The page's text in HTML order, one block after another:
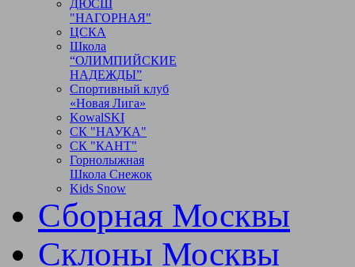
ДЮСШ
"НАГОРНАЯ"
ЦСКА
Школа
“ОЛИМПИЙСКИЕ
НАДЕЖДЫ”
Спортивный клуб
«Новая Лига»
KowalSKI
СК "НАУКА"
СК "КАНТ"
Горнолыжная
Школа Снежок
Kids Snow
Сборная Москвы
Склоны Москвы